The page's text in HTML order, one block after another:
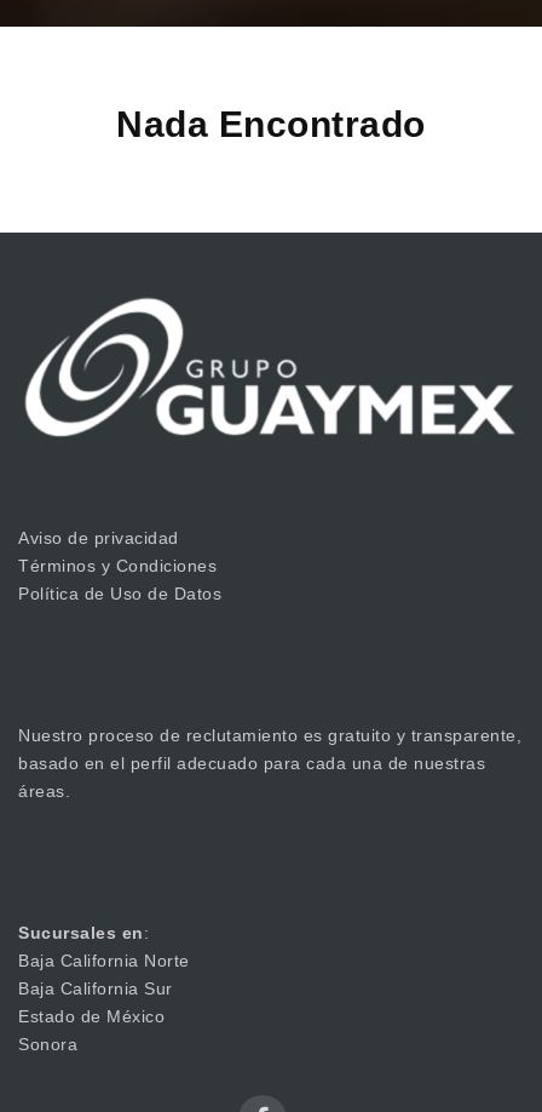
Nada Encontrado
Aviso de privacidad
Términos y Condiciones
Política de Uso de Datos
Nuestro proceso de reclutamiento es gratuito y transparente,
basado en el perfil adecuado para cada una de nuestras
áreas.
Sucursales en:
Baja California Norte
Baja California Sur
Estado de México
Sonora